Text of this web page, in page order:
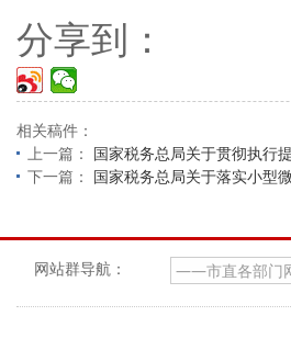
分享到：
相关稿件：
上一篇： 国家税务总局关于贯彻执行
下一篇： 国家税务总局关于落实小型
网站群导航：